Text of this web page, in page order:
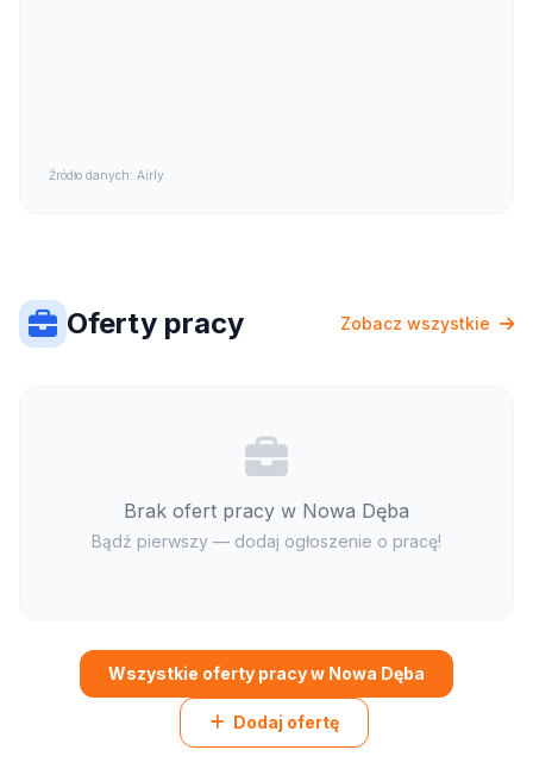
Źródło danych: Airly
Oferty pracy Zobacz wszystkie
Brak ofert pracy w Nowa Dęba
Bądź pierwszy — dodaj ogłoszenie o pracę!
Wszystkie oferty pracy w Nowa Dęba
Dodaj ofertę